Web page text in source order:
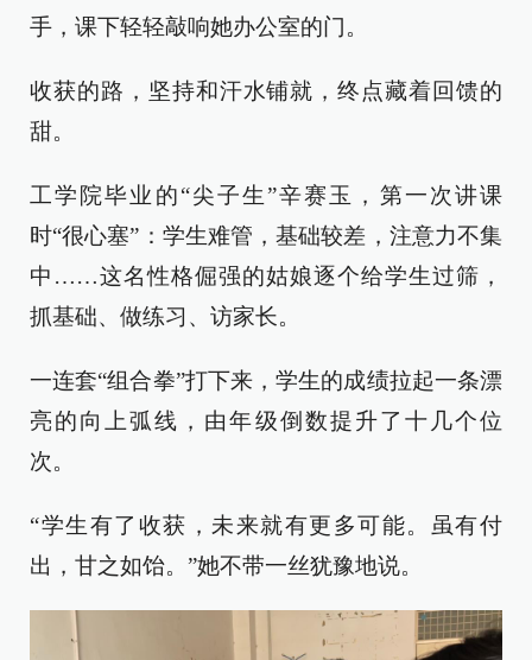
手，课下轻轻敲响她办公室的门。
收获的路，坚持和汗水铺就，终点藏着回馈的
甜。
工学院毕业的“尖子生”辛赛玉，第一次讲课
时“很心塞”：学生难管，基础较差，注意力不集
中……这名性格倔强的姑娘逐个给学生过筛，
抓基础、做练习、访家长。
一连套“组合拳”打下来，学生的成绩拉起一条漂
亮的向上弧线，由年级倒数提升了十几个位
次。
“学生有了收获，未来就有更多可能。虽有付
出，甘之如饴。”她不带一丝犹豫地说。